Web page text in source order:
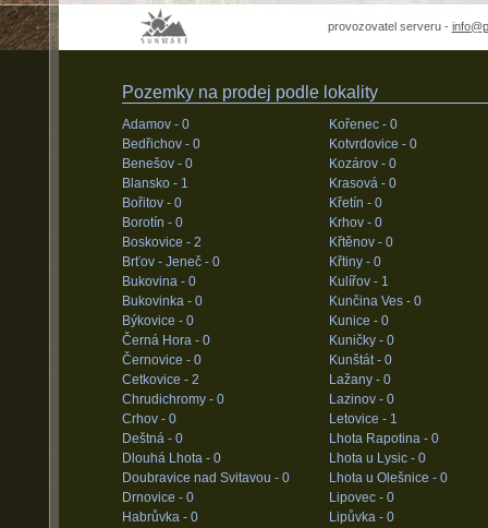
provozovatel serveru -
Pozemky na prodej podle lokality
Adamov - 0
Bedřichov - 0
Benešov - 0
Blansko - 1
Bořitov - 0
Borotín - 0
Boskovice - 2
Brťov - Jeneč - 0
Bukovina - 0
Bukovinka - 0
Býkovice - 0
Černá Hora - 0
Černovice - 0
Cetkovice - 2
Chrudichromy - 0
Crhov - 0
Deštná - 0
Dlouhá Lhota - 0
Doubravice nad Svitavou - 0
Drnovice - 0
Habrůvka - 0
Kořenec - 0
Kotvrdovice - 0
Kozárov - 0
Krasová - 0
Křetín - 0
Krhov - 0
Křtěnov - 0
Křtiny - 0
Kulířov - 1
Kunčina Ves - 0
Kunice - 0
Kuničky - 0
Kunštát - 0
Lažany - 0
Lazinov - 0
Letovice - 1
Lhota Rapotina - 0
Lhota u Lysic - 0
Lhota u Olešnice - 0
Lipovec - 0
Lipůvka - 0